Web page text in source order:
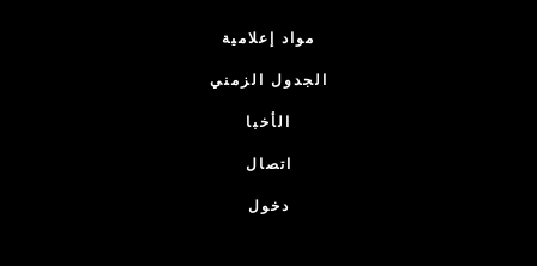
مواد إعلامية
الجدول الزمني
الأخبا
اتصال
دخول